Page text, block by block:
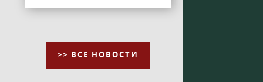
>> ВСЕ НОВОСТИ